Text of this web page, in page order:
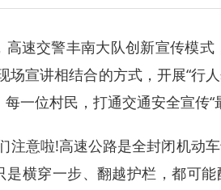
交警丰南大队创新宣传模式
场宣讲相结合的方式，开展“行
一位村民，打通交通安全宣传“
意啦!高速公路是全封闭机动车
是横穿一步、翻越护栏，都可